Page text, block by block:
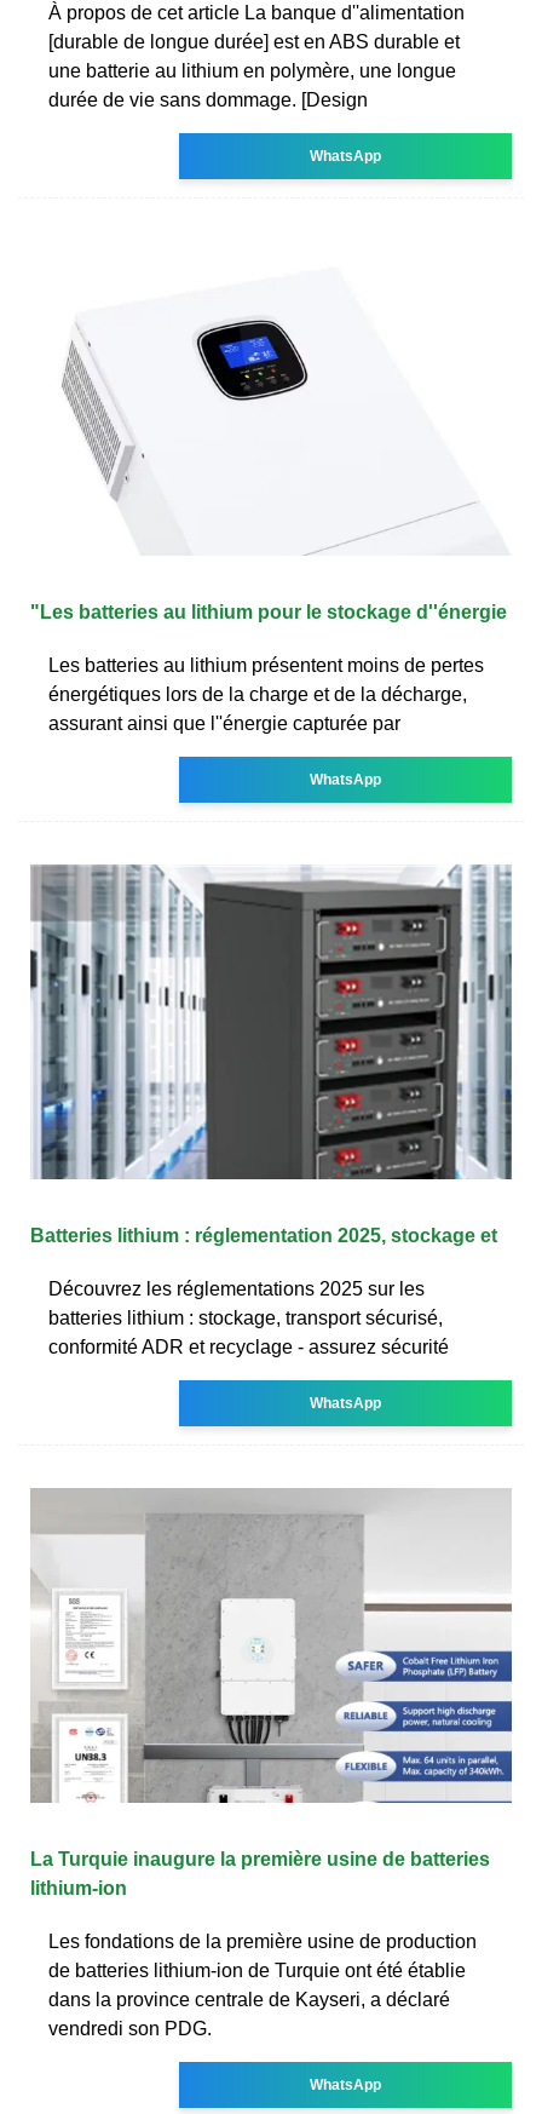
À propos de cet article La banque d''alimentation
[durable de longue durée] est en ABS durable et
une batterie au lithium en polymère, une longue
durée de vie sans dommage. [Design
WhatsApp
"Les batteries au lithium pour le stockage d''énergie
Les batteries au lithium présentent moins de pertes
énergétiques lors de la charge et de la décharge,
assurant ainsi que l''énergie capturée par
WhatsApp
Batteries lithium : réglementation 2025, stockage et
Découvrez les réglementations 2025 sur les
batteries lithium : stockage, transport sécurisé,
conformité ADR et recyclage - assurez sécurité
WhatsApp
La Turquie inaugure la première usine de batteries
lithium-ion
Les fondations de la première usine de production
de batteries lithium-ion de Turquie ont été établie
dans la province centrale de Kayseri, a déclaré
vendredi son PDG.
WhatsApp